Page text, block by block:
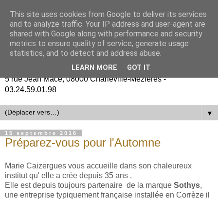
5 rue Jean Macé, 08000 Charleville-Mézières -
03.24.59.01.98
▼
15 septembre 2016
Préparez-vous pour l'Automne
Marie Caizergues vous accueille dans son chaleureux
institut qu' elle a crée depuis 35 ans .
Elle est depuis toujours partenaire de la marque Sothys,
une entreprise typiquement française installée en Corrèze il
This site uses cookies from Google to deliver its services
and to analyze traffic. Your IP address and user-agent are
shared with Google along with performance and security
metrics to ensure quality of service, generate usage
statistics, and to detect and address abuse.
LEARN MORE GOT IT